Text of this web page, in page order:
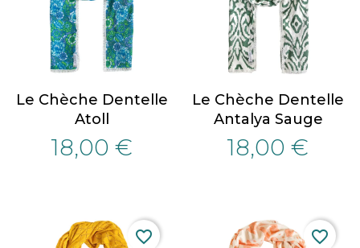
Le Chèche Dentelle
Atoll
18,00 €
Le Chèche Dentelle
Antalya Sauge
18,00 €
favorite_border favorite_border